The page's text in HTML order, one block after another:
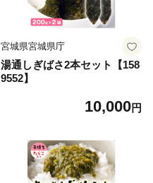
宮城県宮城県庁
湯通しぎばさ2本セット【158
9552】
10,000円